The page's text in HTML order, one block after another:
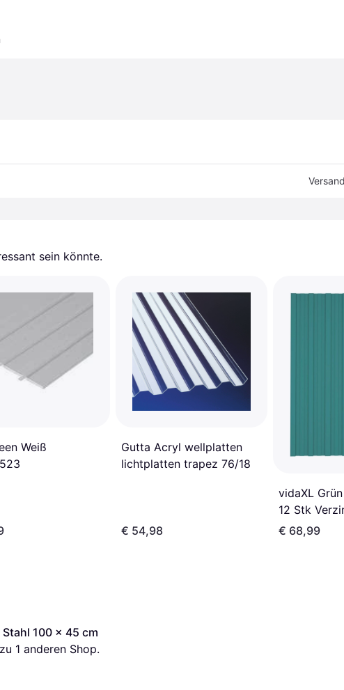
sein könnte.
Weiß
Gutta Acryl wellplatten
lichtplatten trapez 76/18
€ 54,98
vidaXL
12 Stk
Grün 100 x
€ 68,99
100 x 45 cm
1 anderen Shop.